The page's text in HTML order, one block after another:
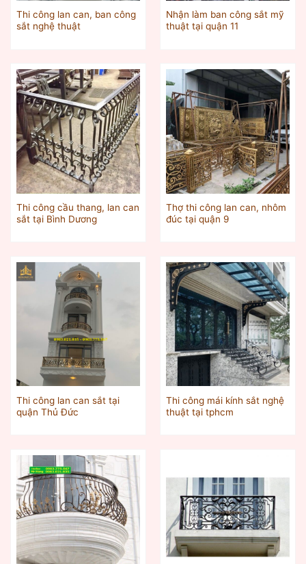
Thi công lan can, ban công
sắt nghệ thuật
Nhận làm ban công sắt mỹ
thuật tại quận 11
Thi công cầu thang, lan can
sắt tại Bình Dương
Thợ thi công lan can, nhôm
đúc tại quận 9
Thi công lan can sắt tại
quận Thủ Đức
Thi công mái kính sắt nghệ
thuật tại tphcm